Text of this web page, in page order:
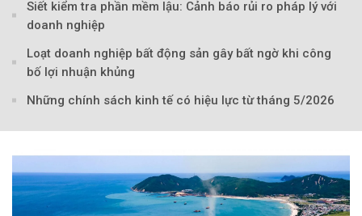
Siết kiểm tra phần mềm lậu: Cảnh báo rủi ro pháp lý với
doanh nghiệp
Loạt doanh nghiệp bất động sản gây bất ngờ khi công
bố lợi nhuận khủng
Những chính sách kinh tế có hiệu lực từ tháng 5/2026